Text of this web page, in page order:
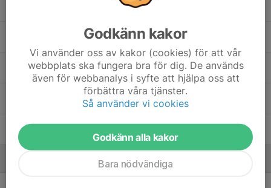
Theodor Samuelsson
Vegas Markusson
Vegas Svanberg
Viggo Jones
Godkänn kakor
Vi använder oss av kakor (cookies) för att vår
webbplats ska fungera bra för dig. De används
även för webbanalys i syfte att hjälpa oss att
förbättra våra tjänster.
Så använder vi cookies
Godkänn alla kakor
Bara nödvändiga